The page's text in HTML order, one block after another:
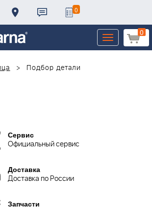
0
0
Toggle
navigation
Подбор детали
Сервис
Официальный сервис
Доставка
Доставка по России
Запчасти